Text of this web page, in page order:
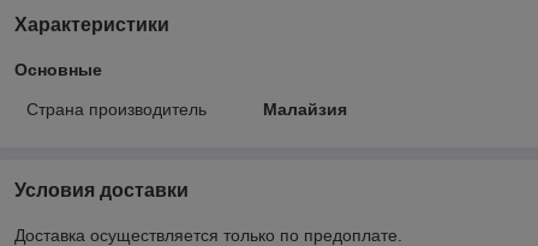
Характеристики
Основные
Страна производитель Малайзия
Условия доставки
Доставка осуществляется только по предоплате.